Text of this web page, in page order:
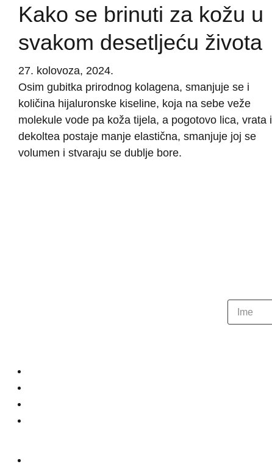
Kako se brinuti za kožu u
svakom desetljeću života
27. kolovoza, 2024.
Osim gubitka prirodnog kolagena, smanjuje se i
količina hijaluronske kiseline, koja na sebe veže
molekule vode pa koža tijela, a pogotovo lica, vrata i
dekoltea postaje manje elastična, smanjuje joj se
volumen i stvaraju se dublje bore.